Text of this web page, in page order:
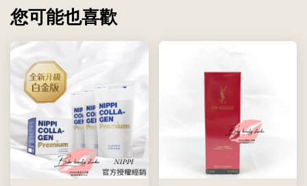
您可能也喜歡